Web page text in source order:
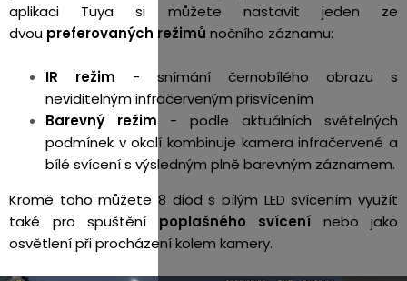
aplikaci Tuya si můžete nastavit jeden ze
dvou preferovaných režimů nočního záznamu:
IR režim - snímání černobílého obrazu s
neviditelným infračerveným přisvícením
Barevný režim - podle aktuálních světelných
podmínek v okolí kombinuje kamera infračervené a
bílé svícení s výsledným plně barevným záznamem.
Kromě toho můžete 8 diod s bílým LED svícením využít
také pro spuštění poplašného svícení nebo jako
osvětlení při procházení kolem kamery.